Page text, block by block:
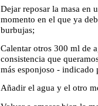
Dejar reposar la masa en
momento en el que ya
burbujas;
Calentar otros 300 ml de
consistencia que
más esponjoso - indicado
Añadir el agua y el otro